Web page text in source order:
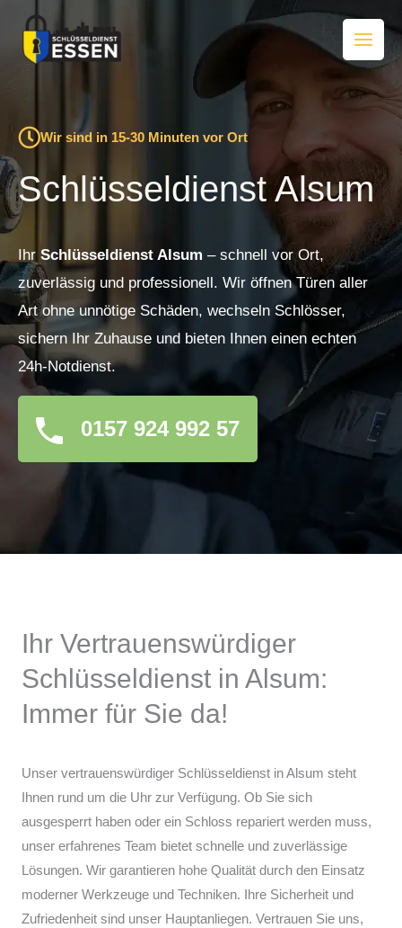
Inhalt
springen
Wir sind in 15-30 Minuten vor Ort
Schlüsseldienst Alsum
Ihr Schlüsseldienst Alsum – schnell vor Ort,
zuverlässig und professionell. Wir öffnen Türen aller
Art ohne unnötige Schäden, wechseln Schlösser,
sichern Ihr Zuhause und bieten Ihnen einen echten
24h-Notdienst.
0157 924 992 57
Ihr Vertrauenswürdiger
Schlüsseldienst in Alsum:
Immer für Sie da!
Unser vertrauenswürdiger Schlüsseldienst in Alsum steht
Ihnen rund um die Uhr zur Verfügung. Ob Sie sich
ausgesperrt haben oder ein Schloss repariert werden muss,
unser erfahrenes Team bietet schnelle und zuverlässige
Lösungen. Wir garantieren hohe Qualität durch den Einsatz
moderner Werkzeuge und Techniken. Ihre Sicherheit und
Zufriedenheit sind unser Hauptanliegen. Vertrauen Sie uns,